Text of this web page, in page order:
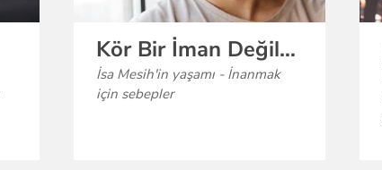
Kör Bir İman Değil…
İsa Mesih'in yaşamı - İnanmak
için sebepler